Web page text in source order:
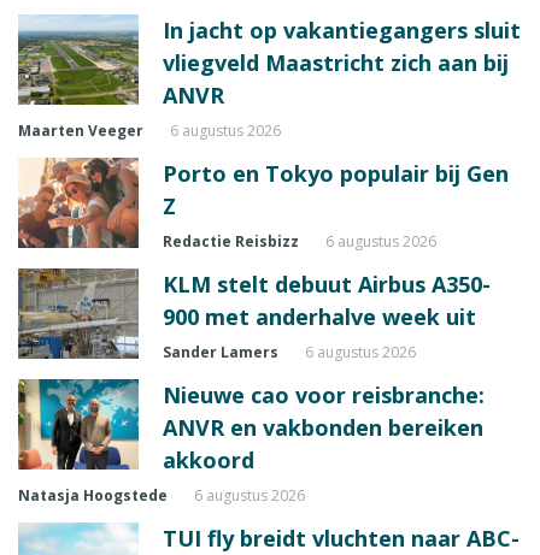
In jacht op vakantiegangers sluit
vliegveld Maastricht zich aan bij
ANVR
Maarten Veeger 6 augustus 2026
Porto en Tokyo populair bij Gen
Z
Redactie Reisbizz 6 augustus 2026
KLM stelt debuut Airbus A350-
900 met anderhalve week uit
Sander Lamers 6 augustus 2026
Nieuwe cao voor reisbranche:
ANVR en vakbonden bereiken
akkoord
Natasja Hoogstede 6 augustus 2026
TUI fly breidt vluchten naar ABC-